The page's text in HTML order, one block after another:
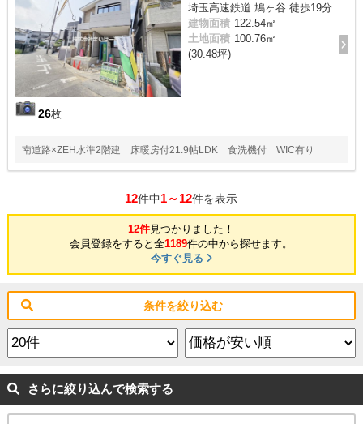
26枚
埼玉高速鉄道 鳩ヶ谷 徒歩19分
建物面積 122.54㎡
土地面積 100.76㎡
(30.48坪)
南道路×ZEH水準2階建 床暖房付21.9帖LDK 食洗機付 WIC有り
12件中1～12件を表示
12件見つかりました！
会員登録をすると全1189件の中から探せます。
今すぐ見る
条件を絞り込む
さらに絞り込んで検索する